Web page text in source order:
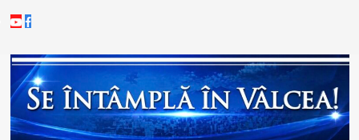
to
Youtube
Facebook